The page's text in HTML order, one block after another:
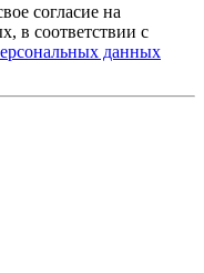
согласие на
в соответствии с
данных